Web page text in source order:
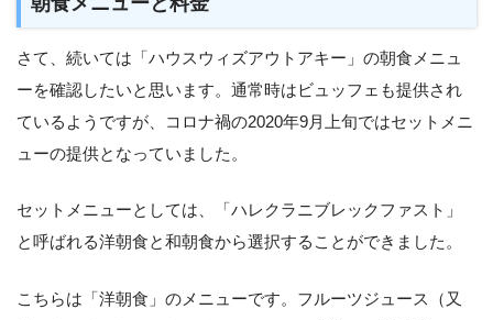
さて、続いては「ハウスウィズアウトアキー」の朝食メニュ
ーを確認したいと思います。通常時はビュッフェも提供され
ているようですが、コロナ禍の2020年9月上旬ではセットメニ
ューの提供となっていました。
セットメニューとしては、「ハレクラニブレックファスト」
と呼ばれる洋朝食と和朝食から選択することができました。
こちらは「洋朝食」のメニューです。フルーツジュース（又